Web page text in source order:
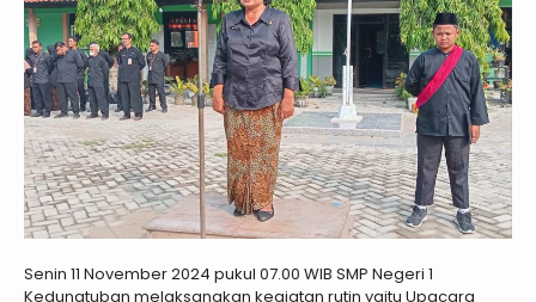
Senin 11 November 2024 pukul 07.00 WIB SMP Negeri 1
Kedungtuban melaksanakan kegiatan rutin yaitu Upacara